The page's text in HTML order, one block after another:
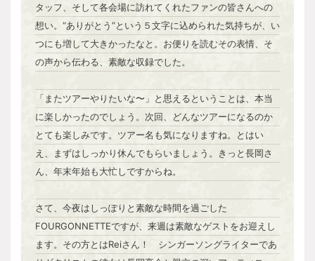
タッフ、そして各会場に訪れてくれたファンの皆さんへの
想い。“ありがとう”という５文字に込められた気持ちが、い
つにも増して大きかったなと。お便りを読むその表情、そ
の声から伝わる、素敵な収録でした。
「またツアーやりたいな〜」と思えるということは、本当
に楽しかったのでしょう。次回、どんなツアーになるのか
とても楽しみです。ツアー名も気になりますね。とはい
え、まずはしっかり休んでもらいましょう。きっと長岡さ
ん、年末年始も大忙しですからね。
さて、今夜はしっぽりと素敵な時間を過ごした
FOURGONNETTEですが、来週は素敵なゲストをお迎えし
ます。その方とはReiさん！ シンガーソングライターであ